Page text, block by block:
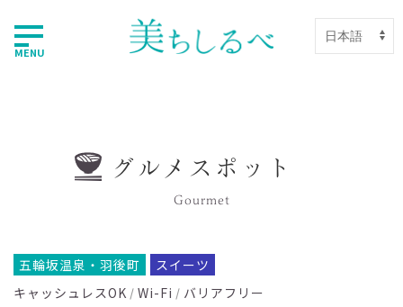
MENU
グルメスポット
Gourmet
五輪坂温泉・羽後町
スイーツ
キャッシュレスOK
Wi-Fi バリアフリー